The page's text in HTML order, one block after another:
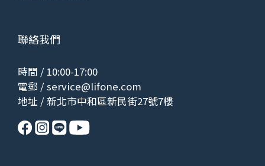
聯絡我們
時間 / 10:00-17:00
電郵 /service@lifone.com
地址 / 新北市中和區新民街27號7樓